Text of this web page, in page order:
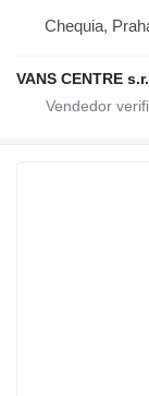
Chequia,
VANS CENTRE